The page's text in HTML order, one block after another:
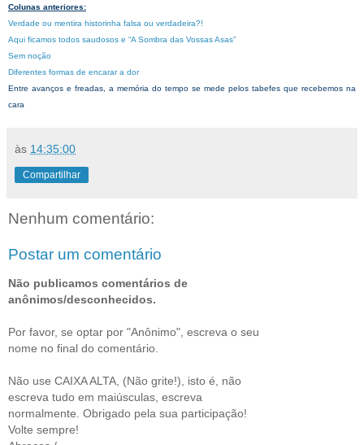
Colunas anteriores:
Verdade ou mentira historinha falsa ou verdadeira?!
Aqui ficamos todos saudosos e “A Sombra das Vossas Asas”
Sem noção
Diferentes formas de encarar a dor
Entre avanços e freadas, a memória do tempo se mede pelos tabefes que recebemos na
cara
às 14:35:00
Compartilhar
Nenhum comentário:
Postar um comentário
Não publicamos comentários de
anônimos/desconhecidos.
Por favor, se optar por "Anônimo", escreva o seu
nome no final do comentário.
Não use CAIXA ALTA, (Não grite!), isto é, não
escreva tudo em maiúsculas, escreva
normalmente. Obrigado pela sua participação!
Volte sempre!